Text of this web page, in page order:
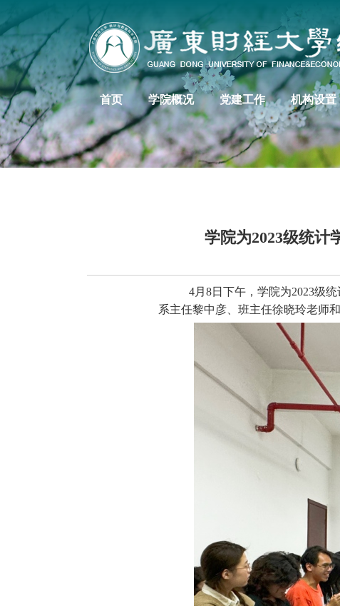
首页 学院概况 党建工作 机构设置
学院为2023级统计
4月8日下午，学院为2023级
系主任黎中彦、班主任徐晓玲老师